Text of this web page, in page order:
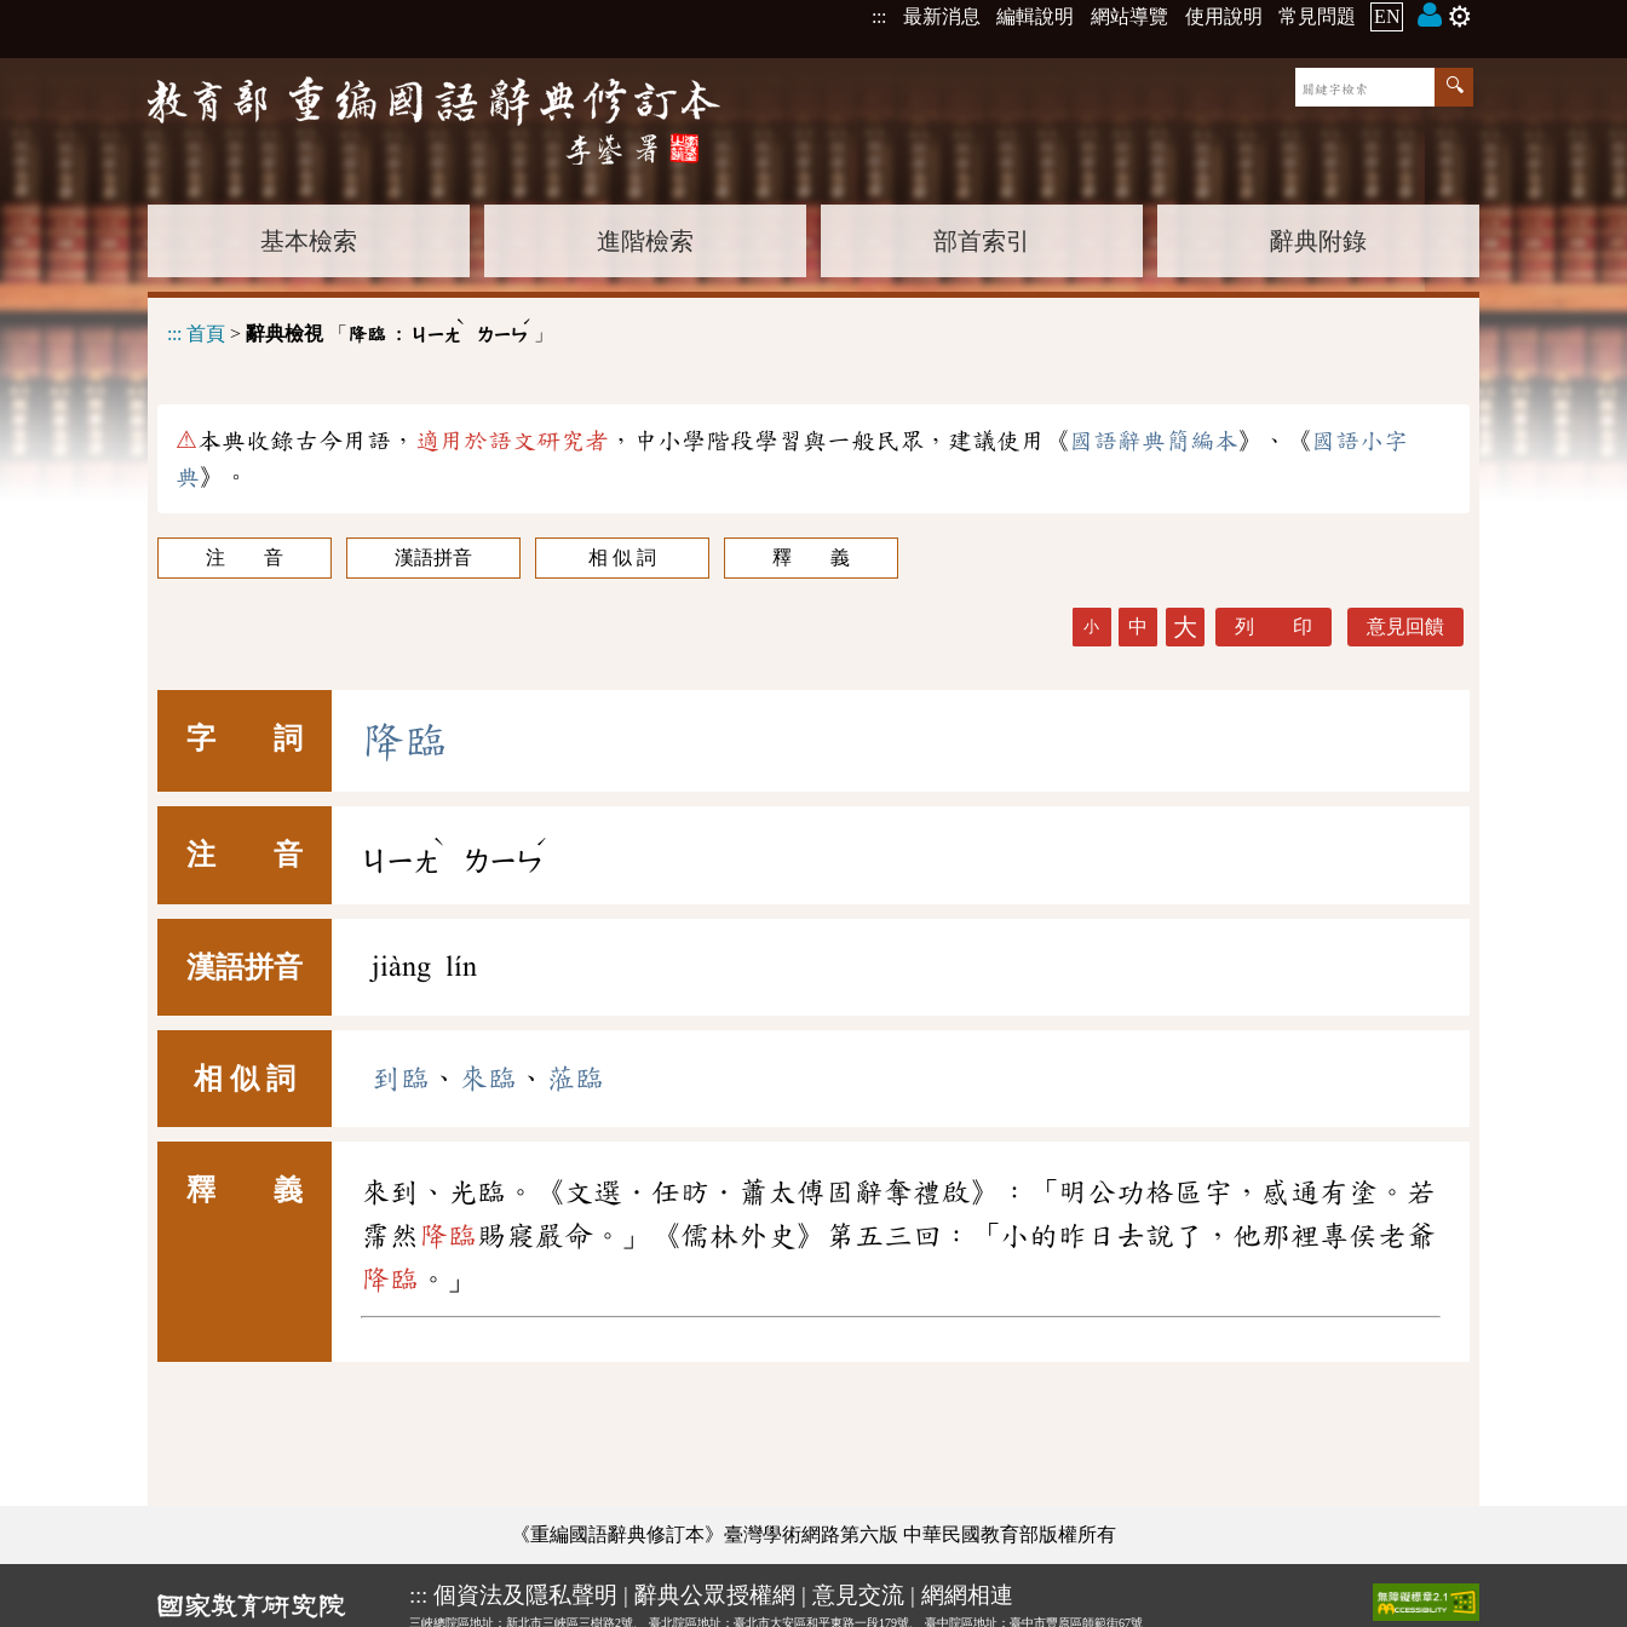
::: 最新消息 編輯說明 網站導覽 使用說明 常見問題 EN ⚙️
基本檢索 進階檢索 部首索引 辭典附錄
::: 首頁 > 辭典檢視「 降臨 : ㄐㄧㄤ
ˋ
ㄌㄧㄣ
ˊ
」
⚠本典收錄古今用語， 適用於語文研究者 ，中小學階段學習與一般民眾，建議使用《 國語辭典簡編本》、《 國語小字
典》。
注 音 漢語拼音 相 似 詞 釋 義
小 中 大 列 印 意見回饋
字 詞 降臨
注 音 ㄐㄧㄤ
ˋ
ㄌㄧㄣ
ˊ
漢語拼音 jiàng lín
相 似 詞 到臨 、 來臨 、 蒞臨
釋 義
來到、光臨。《文選．任昉．蕭太傅固辭奪禮啟》：「明公功格區宇，感通有塗。若
霈然 降臨賜寢嚴命。」《儒林外史》第五三回：「小的昨日去說了，他那裡專侯老爺
降臨 。」
《重編國語辭典修訂本》臺灣學術網路第六版 中華民國教育部版權所有
::: 個資法及隱私聲明 | 辭典公眾授權網 | 意見交流 | 網網相連
三峽總院區地址：新北市三峽區三樹路2號、 臺北院區地址：臺北市大安區和平東路一段179號、 臺中院區地址：臺中市豐原區師範街67號